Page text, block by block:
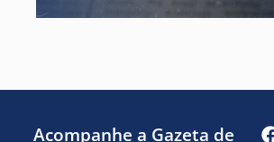
Acompanhe a Gazeta de